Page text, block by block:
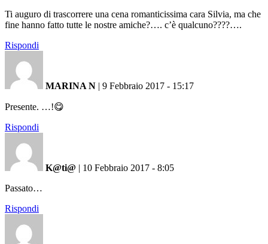
Ti auguro di trascorrere una cena romanticissima cara Silvia, ma che
fine hanno fatto tutte le nostre amiche?…. c’è qualcuno????….
Rispondi
MARINA N | 9 Febbraio 2017 - 15:17
Presente. …!😋
Rispondi
K@ti@ | 10 Febbraio 2017 - 8:05
Passato…
Rispondi